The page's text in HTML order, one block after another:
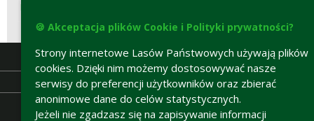
Pobierz artykuł
🍪 Akceptacja plików Cookie i Polityki prywatności?
Strony internetowe Lasów Państwowych używają plików
cookies. Dzięki nim możemy dostosowywać nasze
serwisy do preferencji użytkowników oraz zbierać
anonimowe dane do celów statystycznych.
Jeżeli nie zgadzasz się na zapisywanie informacji